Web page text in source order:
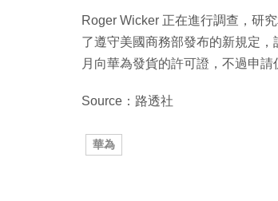
Roger Wicker 正在進行調查，研
了遵守美國商務部發布的新規定
月向華為發貨的許可證，不過申
Source：路透社
華為